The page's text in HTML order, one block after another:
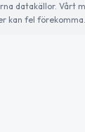
datakällor. Vårt
kan fel förekomma.